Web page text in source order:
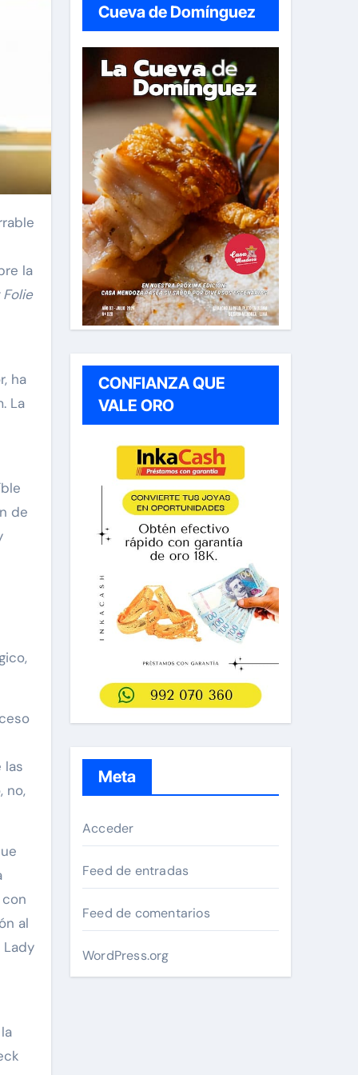
la
Folie
ha
La
de
las
no,
al
Cueva de Domínguez
CONFIANZA QUE
VALE ORO
Meta
Acceder
Feed de entradas
Feed de comentarios
WordPress.org